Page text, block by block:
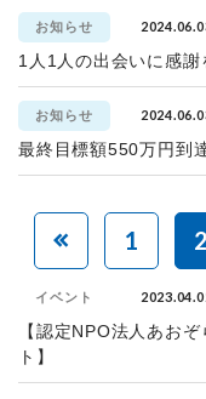
お知らせ
1人1人の出会いに感
お知らせ
最終目標額550万円到
1 2
イベント
【認定NPO法人あお
ト】